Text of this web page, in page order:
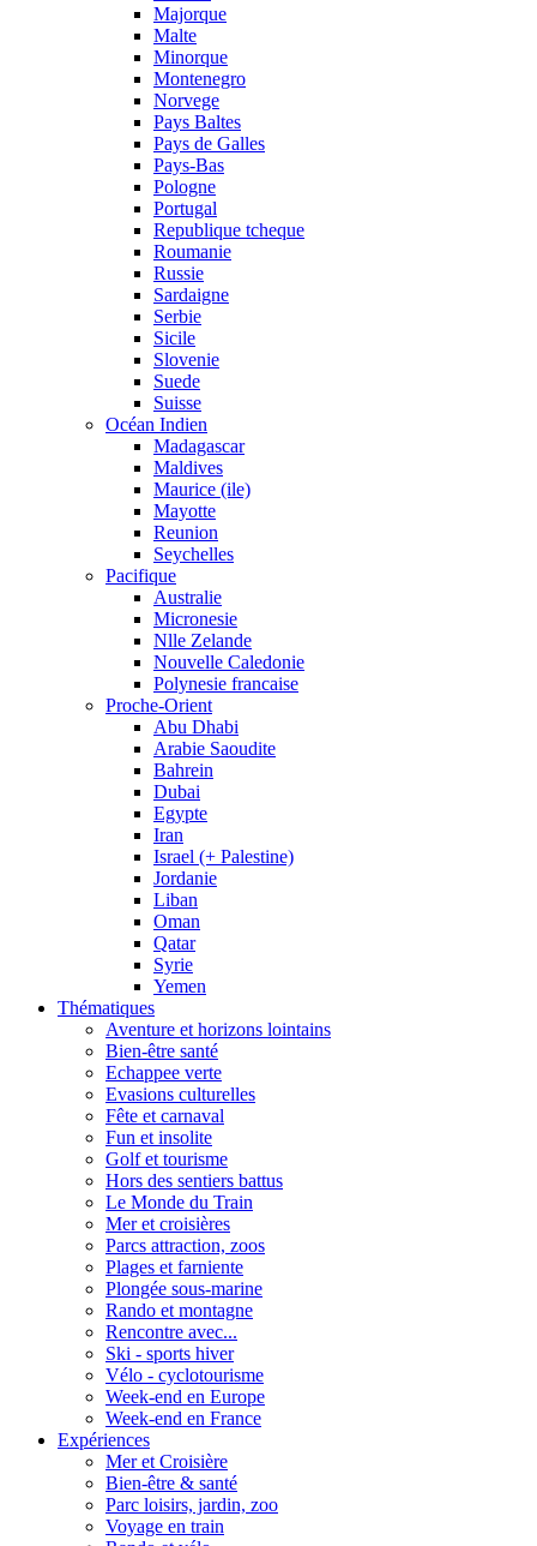
Majorque
Malte
Minorque
Montenegro
Norvege
Pays Baltes
Pays de Galles
Pays-Bas
Pologne
Portugal
Republique tcheque
Roumanie
Russie
Sardaigne
Serbie
Sicile
Slovenie
Suede
Suisse
Océan Indien
Madagascar
Maldives
Maurice (ile)
Mayotte
Reunion
Seychelles
Pacifique
Australie
Micronesie
Nlle Zelande
Nouvelle Caledonie
Polynesie francaise
Proche-Orient
Abu Dhabi
Arabie Saoudite
Bahrein
Dubai
Egypte
Iran
Israel (+ Palestine)
Jordanie
Liban
Oman
Qatar
Syrie
Yemen
Thématiques
Aventure et horizons lointains
Bien-être santé
Echappee verte
Evasions culturelles
Fête et carnaval
Fun et insolite
Golf et tourisme
Hors des sentiers battus
Le Monde du Train
Mer et croisières
Parcs attraction, zoos
Plages et farniente
Plongée sous-marine
Rando et montagne
Rencontre avec...
Ski - sports hiver
Vélo - cyclotourisme
Week-end en Europe
Week-end en France
Expériences
Mer et Croisière
Bien-être & santé
Parc loisirs, jardin, zoo
Voyage en train